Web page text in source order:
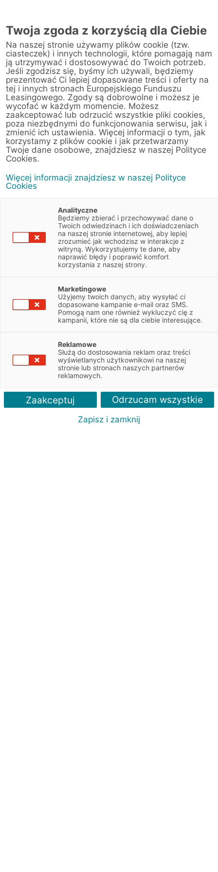
Warsztat
Strona główna/ Obsługa klienta/Centrum Likwidacji Szkód
EWT Truck&Trailer Polska Sp. z o.o. (Poznań)
< Powrót do listy placówek
EWT Truck&Trailer
Polska Sp. z o.o.
(Poznań)
Ks. Piotra Wawrzyniaka 3
Wielkopolskie
NIP 5272107884
Obsługiwane pojazdy:
Obsługiwane marki:
Wszystkie
Schmitz, Berger
Wyznacz trasę
Twoja zgoda z korzyścią dla Ciebie
Na naszej stronie używamy plików cookie (tzw.
ciasteczek) i innych technologii, które pomagają nam
ją utrzymywać i dostosowywać do Twoich potrzeb.
Jeśli zgodzisz się, byśmy ich używali, będziemy
prezentować Ci lepiej dopasowane treści i oferty na
tej i innych stronach Europejskiego Funduszu
Leasingowego. Zgody są dobrowolne i możesz je
wycofać w każdym momencie. Możesz
zaakceptować lub odrzucić wszystkie pliki cookies,
poza niezbędnymi do funkcjonowania serwisu, jak i
zmienić ich ustawienia. Więcej informacji o tym, jak
korzystamy z plików cookie i jak przetwarzamy
Twoje dane osobowe, znajdziesz w naszej Polityce
Cookies.
Więcej informacji znajdziesz w naszej Polityce
Cookies
Analityczne
Będziemy zbierać i przechowywać dane o
Twoich odwiedzinach i ich doświadczeniach
na naszej stronie internetowej, aby lepiej
zrozumieć jak wchodzisz w interakcje z
witryną. Wykorzystujemy te dane, aby
naprawić błędy i poprawić komfort
korzystania z naszej strony.
Marketingowe
Użyjemy twoich danych, aby wysyłać ci
dopasowane kampanie e-mail oraz SMS.
Pomogą nam one również wykluczyć cię z
kampanii, które nie są dla ciebie interesujące.
Reklamowe
Służą do dostosowania reklam oraz treści
wyświetlanych użytkownikowi na naszej
stronie lub stronach naszych partnerów
reklamowych.
Zaakceptuj Odrzucam wszystkie
Zapisz i zamknij